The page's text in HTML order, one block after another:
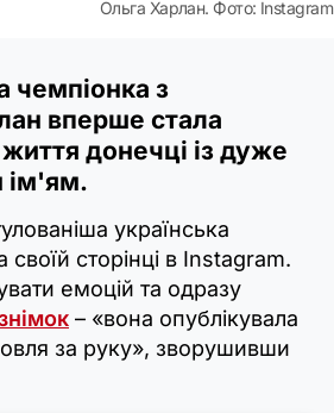
Ольга Харлан. Фото: Instagram
чемпіонка з
вперше стала
донечці із дуже
ім'ям.
українська
своїй сторінці в Instagram.
емоцій та одразу
– «вона опублікувала
за руку», зворушивши